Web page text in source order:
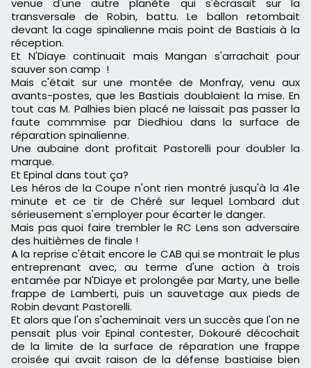
venue d'une autre planète qui s'écrasait sur la
transversale de Robin, battu. Le ballon retombait
devant la cage spinalienne mais point de Bastiais à la
réception.
Et N'Diaye continuait mais Mangan s'arrachait pour
sauver son camp !
Mais c'était sur une montée de Monfray, venu aux
avants-postes, que les Bastiais doublaient la mise. En
tout cas M. Palhies bien placé ne laissait pas passer la
faute commmise par Diedhiou dans la surface de
réparation spinalienne.
Une aubaine dont profitait Pastorelli pour doubler la
marque.
Et Epinal dans tout ça?
Les héros de la Coupe n'ont rien montré jusqu'à la 41e
minute et ce tir de Chéré sur lequel Lombard dut
sérieusement s'employer pour écarter le danger.
Mais pas quoi faire trembler le RC Lens son adversaire
des huitièmes de finale !
A la reprise c'était encore le CAB qui se montrait le plus
entreprenant avec, au terme d'une action à trois
entamée par N'Diaye et prolongée par Marty, une belle
frappe de Lamberti, puis un sauvetage aux pieds de
Robin devant Pastorelli.
Et alors que l'on s'acheminait vers un succès que l'on ne
pensait plus voir Epinal contester, Dokouré décochait
de la limite de la surface de réparation une frappe
croisée qui avait raison de la défense bastiaise bien